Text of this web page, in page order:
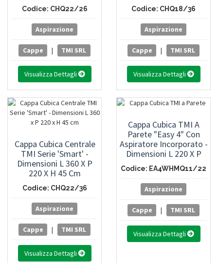
Codice: CHQ22/26
Aspirazione
Cappe | TMI SRL
Visualizza Dettagli
Codice: CHQ18/36
Aspirazione
Cappe | TMI SRL
Visualizza Dettagli
Cappa Cubica Centrale
TMI Serie 'Smart' -
Dimensioni L 360 X P
220 X H 45 Cm
Codice: CHQ22/36
Aspirazione
Cappe | TMI SRL
Visualizza Dettagli
Cappa Cubica TMI A
Parete "Easy 4" Con
Aspiratore Incorporato -
Dimensioni L 220 X P
110 X H 45 Cm
Codice: EA4WHMQ11/22
Aspirazione
Cappe | TMI SRL
Visualizza Dettagli